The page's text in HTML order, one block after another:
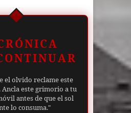
el olvido reclame este
este grimorio a tu
antes de que el sol
lo consuma."